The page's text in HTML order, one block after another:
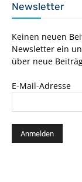
Newsletter
Keinen neuen
Newsletter ein
über neue
E-Mail-Adresse